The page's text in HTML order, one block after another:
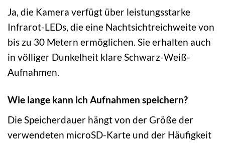
Ja, die Kamera verfügt über leistungsstarke
Infrarot-LEDs, die eine Nachtsichtreichweite von
bis zu 30 Metern ermöglichen. Sie erhalten auch
in völliger Dunkelheit klare Schwarz-Weiß-
Aufnahmen.
Wie lange kann ich Aufnahmen speichern?
Die Speicherdauer hängt von der Größe der
verwendeten microSD-Karte und der Häufigkeit